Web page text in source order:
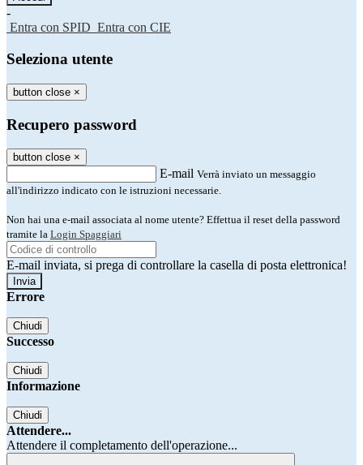
-
Entra con SPID Entra con CIE
Seleziona utente
button close ×
Recupero password
button close ×
E-mail Verrà inviato un messaggio
all'indirizzo indicato con le istruzioni necessarie.
Non hai una e-mail associata al nome utente? Effettua il reset della password
tramite la Login Spaggiari
E-mail inviata, si prega di controllare la casella di posta elettronica!
Errore
Chiudi
Successo
Chiudi
Informazione
Chiudi
Attendere...
Attendere il completamento dell'operazione...